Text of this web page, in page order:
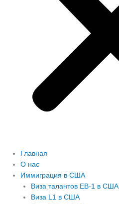
Главная
О нас
Иммиграция в США
Виза талантов EB-1 в США
Виза L1 в США